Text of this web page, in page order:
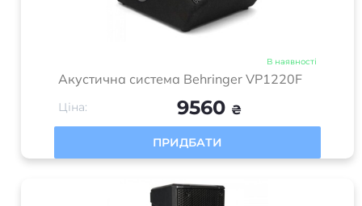
В наявності
Акустична система Behringer VP1220F
Ціна: 9560 ₴
ПРИДБАТИ